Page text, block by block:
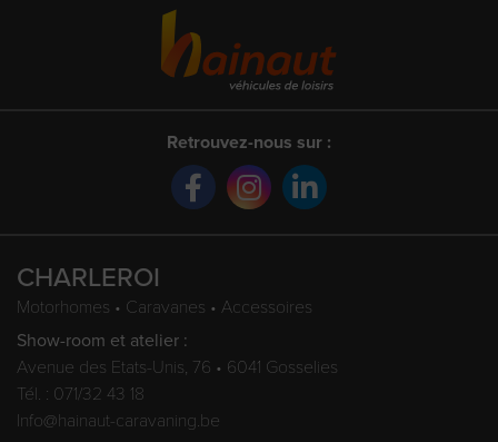
Retrouvez-nous sur :
CHARLEROI
Motorhomes • Caravanes • Accessoires
Show-room et atelier :
Avenue des Etats-Unis, 76 • 6041 Gosselies
Tél. : 071/32 43 18
Info@hainaut-caravaning.be